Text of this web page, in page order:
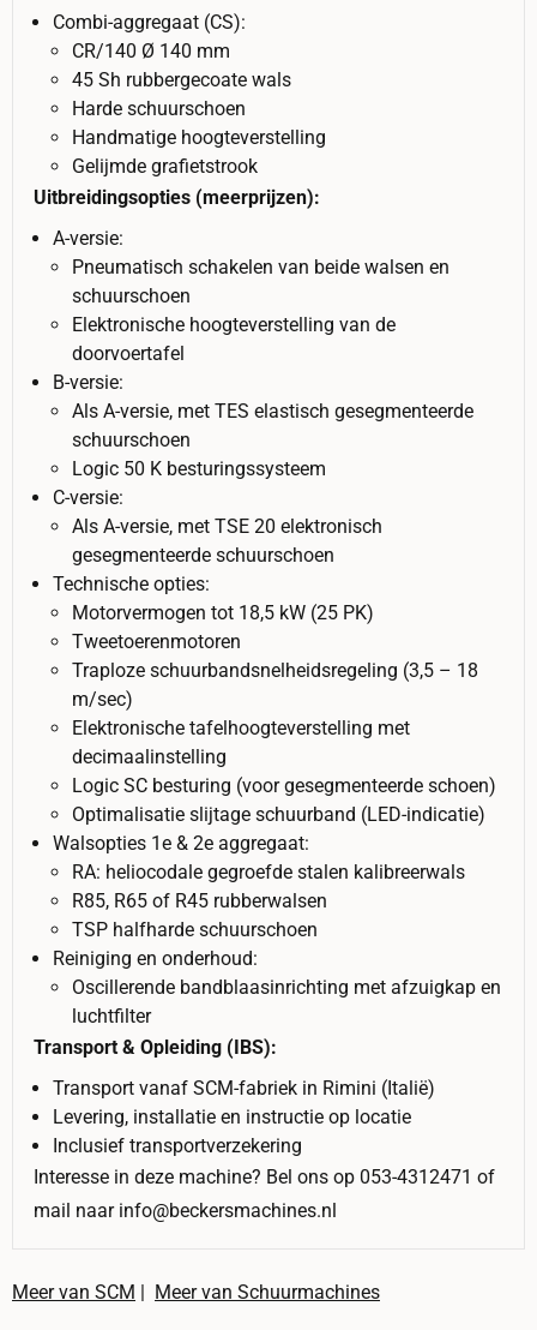
Combi-aggregaat (CS):
CR/140 Ø 140 mm
45 Sh rubbergecoate wals
Harde schuurschoen
Handmatige hoogteverstelling
Gelijmde grafietstrook
Uitbreidingsopties (meerprijzen):
A-versie:
Pneumatisch schakelen van beide walsen en
schuurschoen
Elektronische hoogteverstelling van de
doorvoertafel
B-versie:
Als A-versie, met TES elastisch gesegmenteerde
schuurschoen
Logic 50 K besturingssysteem
C-versie:
Als A-versie, met TSE 20 elektronisch
gesegmenteerde schuurschoen
Technische opties:
Motorvermogen tot 18,5 kW (25 PK)
Tweetoerenmotoren
Traploze schuurbandsnelheidsregeling (3,5 – 18
m/sec)
Elektronische tafelhoogteverstelling met
decimaalinstelling
Logic SC besturing (voor gesegmenteerde schoen)
Optimalisatie slijtage schuurband (LED-indicatie)
Walsopties 1e & 2e aggregaat:
RA: heliocodale gegroefde stalen kalibreerwals
R85, R65 of R45 rubberwalsen
TSP halfharde schuurschoen
Reiniging en onderhoud:
Oscillerende bandblaasinrichting met afzuigkap en
luchtfilter
Transport & Opleiding (IBS):
Transport vanaf SCM-fabriek in Rimini (Italië)
Levering, installatie en instructie op locatie
Inclusief transportverzekering
Interesse in deze machine? Bel ons op 053-4312471 of
mail naar info@beckersmachines.nl
Meer van SCM Meer van Schuurmachines